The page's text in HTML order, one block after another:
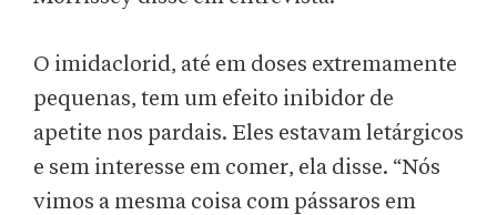
O imidaclorid, até em doses extremamente
pequenas, tem um efeito inibidor de
apetite nos pardais. Eles estavam letárgicos
e sem interesse em comer, ela disse. “Nós
vimos a mesma coisa com pássaros em